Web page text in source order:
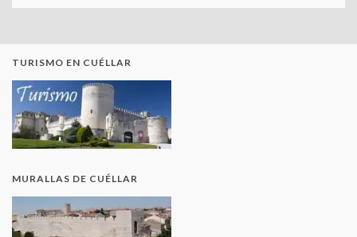
TURISMO EN CUÉLLAR
MURALLAS DE CUÉLLAR